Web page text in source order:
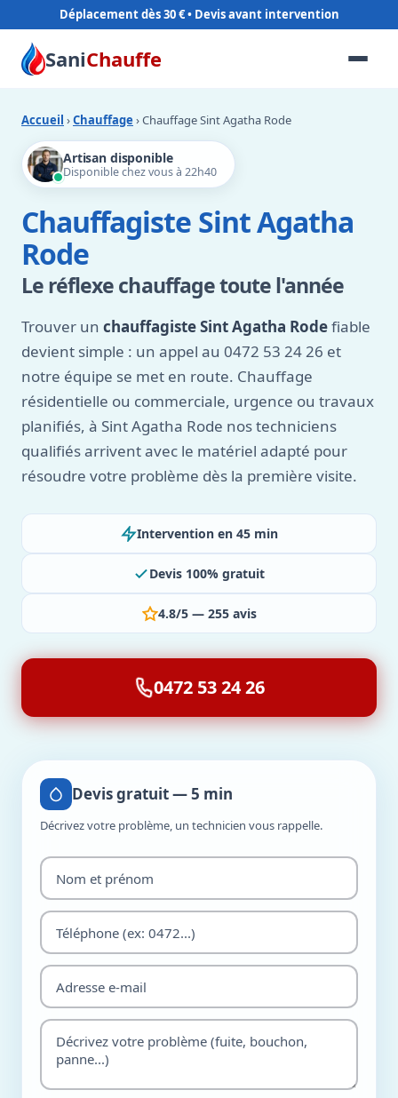
Déplacement dès 30 €
SaniChauffe
Accueil ›Chauffage › Chauffage Sint Agatha Rode
Artisan disponible
Disponible chez vous à 22h40
Chauffagiste Sint Agatha
Rode
Le réflexe chauffage toute l'année
Trouver un chauffagiste Sint Agatha Rodefiable
devient simple : un appel au 0472 53 24 26 et
notre équipe se met en route. Chauffage
résidentielle ou commerciale, urgence ou travaux
planifiés, à Sint Agatha Rode nos techniciens
qualifiés arrivent avec le matériel adapté pour
résoudre votre problème dès la première visite.
Intervention en 45 min
Devis 100% gratuit
4.8/5 — 255 avis
0472 53 24 26
Devis gratuit — 5 min
Décrivez votre problème, un technicien vous rappelle.